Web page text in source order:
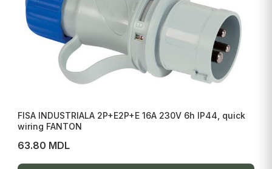
FISA INDUSTRIALA 2P+E2P+E 16A 230V 6h IP44, quick
wiring FANTON
63.80 MDL